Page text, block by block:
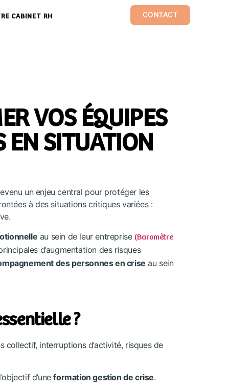
CABINET RH CONTACT
VOS ÉQUIPES
EN SITUATION
un enjeu central pour protéger les
à des situations critiques variées :
au sein de leur entreprise (Baromètre
d’augmentation des risques
des personnes en crise au sein
?
collectif, interruptions d’activité, risques de
d’uneformation gestion de crise.